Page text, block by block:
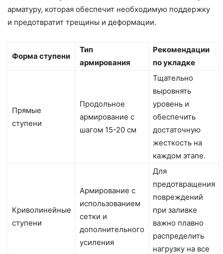
арматуру, которая обеспечит необходимую поддержку
и предотвратит трещины и деформации.
Форма ступени
Тип
армирования
Рекомендации
по укладке
Прямые
ступени
Продольное
армирование с
шагом 15-20 см
Тщательно
выровнять
уровень и
обеспечить
достаточную
жесткость на
каждом этапе.
Криволинейные
ступени
Армирование с
использованием
сетки и
дополнительного
усиления
Для
предотвращения
повреждений
при заливке
важно плавно
распределить
нагрузку на все